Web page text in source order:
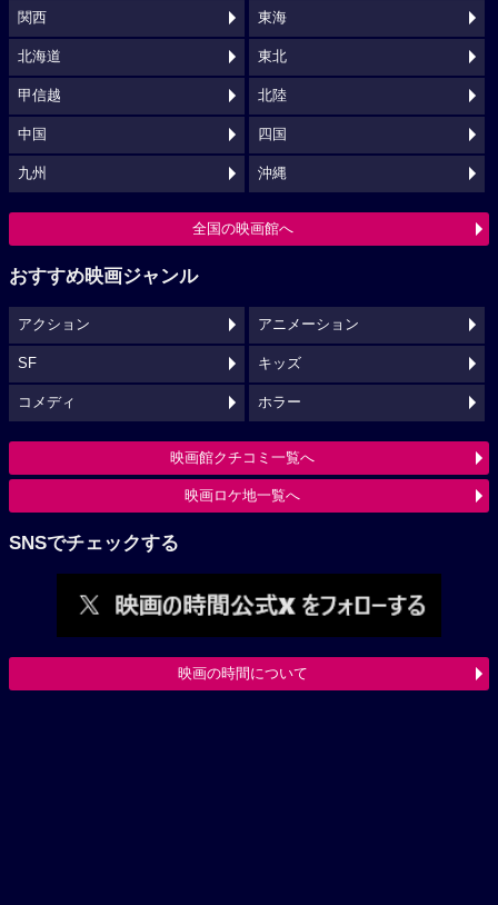
関西 東海
北海道 東北
甲信越 北陸
中国 四国
九州 沖縄
全国の映画館へ
おすすめ映画ジャンル
アクション アニメーション
SF キッズ
コメディ ホラー
映画館クチコミ一覧へ
映画ロケ地一覧へ
SNSでチェックする
映画の時間について